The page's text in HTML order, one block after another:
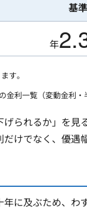
基
年
す。
利一覧（変動金利・
られるか」を
けでなく、優遇
に及ぶため、わ